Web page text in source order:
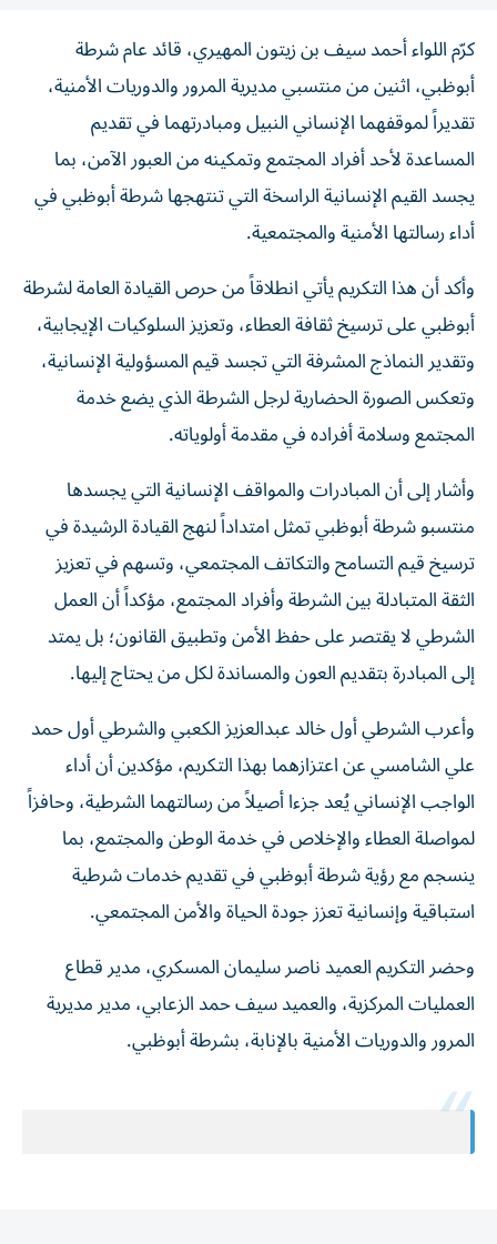
كرّم اللواء أحمد سيف بن زيتون المهيري، قائد عام شرطة
أبوظبي، اثنين من منتسبي مديرية المرور والدوريات الأمنية،
تقديراً لموقفهما الإنساني النبيل ومبادرتهما في تقديم
المساعدة لأحد أفراد المجتمع وتمكينه من العبور الآمن، بما
يجسد القيم الإنسانية الراسخة التي تنتهجها شرطة أبوظبي في
أداء رسالتها الأمنية والمجتمعية.
وأكد أن هذا التكريم يأتي انطلاقاً من حرص القيادة العامة لشرطة
أبوظبي على ترسيخ ثقافة العطاء، وتعزيز السلوكيات الإيجابية،
وتقدير النماذج المشرفة التي تجسد قيم المسؤولية الإنسانية،
وتعكس الصورة الحضارية لرجل الشرطة الذي يضع خدمة
المجتمع وسلامة أفراده في مقدمة أولوياته.
وأشار إلى أن المبادرات والمواقف الإنسانية التي يجسدها
منتسبو شرطة أبوظبي تمثل امتداداً لنهج القيادة الرشيدة في
ترسيخ قيم التسامح والتكاتف المجتمعي، وتسهم في تعزيز
الثقة المتبادلة بين الشرطة وأفراد المجتمع، مؤكداً أن العمل
الشرطي لا يقتصر على حفظ الأمن وتطبيق القانون؛ بل يمتد
إلى المبادرة بتقديم العون والمساندة لكل من يحتاج إليها.
وأعرب الشرطي أول خالد عبدالعزيز الكعبي والشرطي أول حمد
علي الشامسي عن اعتزازهما بهذا التكريم، مؤكدين أن أداء
الواجب الإنساني يُعد جزءا أصيلاً من رسالتهما الشرطية، وحافزاً
لمواصلة العطاء والإخلاص في خدمة الوطن والمجتمع، بما
ينسجم مع رؤية شرطة أبوظبي في تقديم خدمات شرطية
استباقية وإنسانية تعزز جودة الحياة والأمن المجتمعي.
وحضر التكريم العميد ناصر سليمان المسكري، مدير قطاع
العمليات المركزية، والعميد سيف حمد الزعابي، مدير مديرية
المرور والدوريات الأمنية بالإنابة، بشرطة أبوظبي.